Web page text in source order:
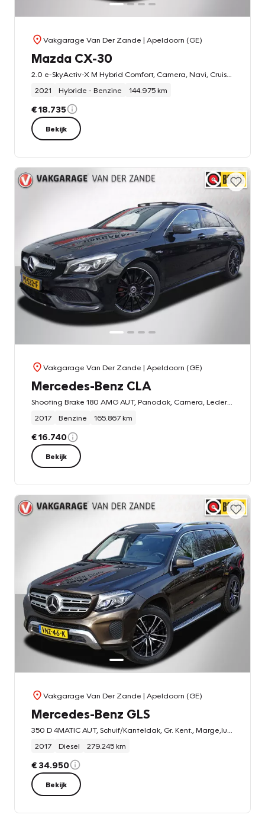
Vakgarage Van Der Zande | Apeldoorn (GE)
Mazda CX-30
2021
Hybride - Benzine 144.975 km
€ 18.735
Bekijk
Vakgarage Van Der Zande | Apeldoorn (GE)
Mercedes-Benz CLA
2017
Benzine 165.867 km
€ 16.740
Bekijk
Vakgarage Van Der Zande | Apeldoorn (GE)
Mercedes-Benz GLS
2017
Diesel 279.245 km
€ 34.950
Bekijk